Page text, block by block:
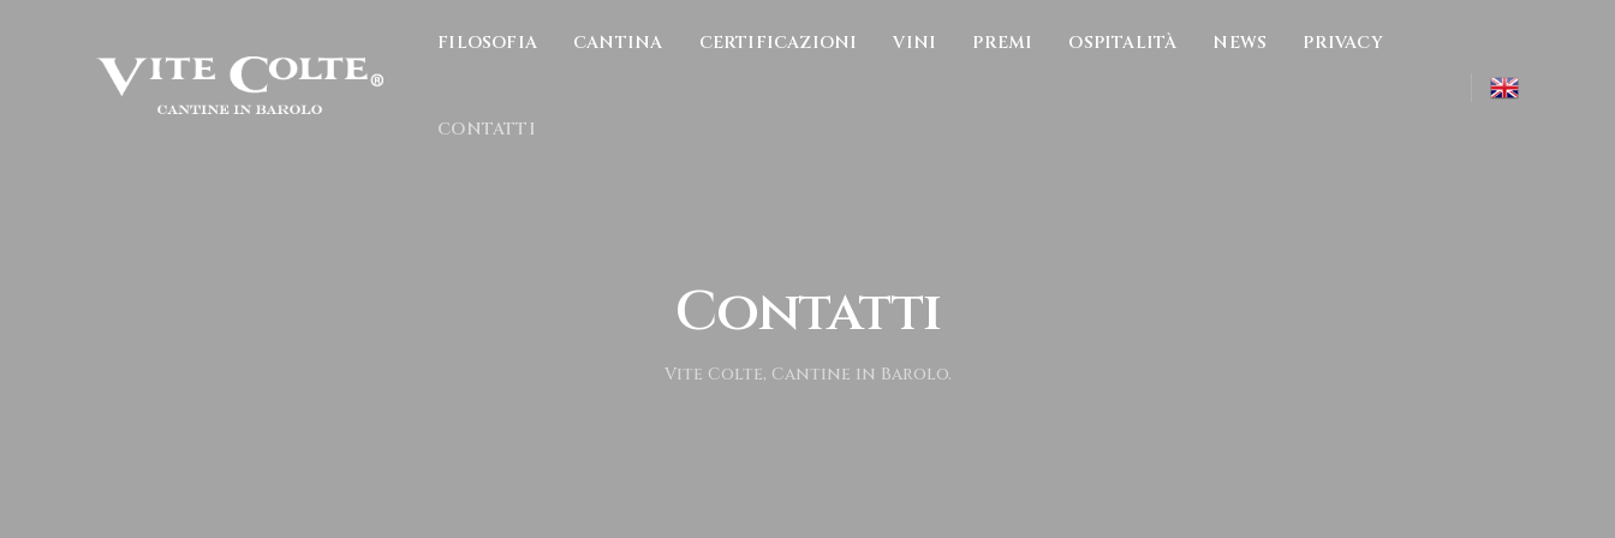
FILOSOFIA CANTINA CERTIFICAZIONI VINI PREMI OSPITALITÀ NEWS PRIVACY
CONTATTI
Contatti
Vite Colte, Cantine in Barolo.